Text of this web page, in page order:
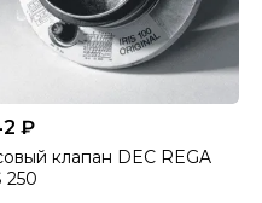
₽
клапан DEC REGA
250